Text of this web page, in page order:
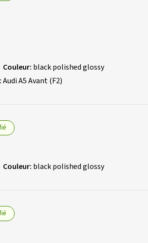
Couleur: black polished glossy
Audi A5 Avant (F2)
Couleur: black polished glossy